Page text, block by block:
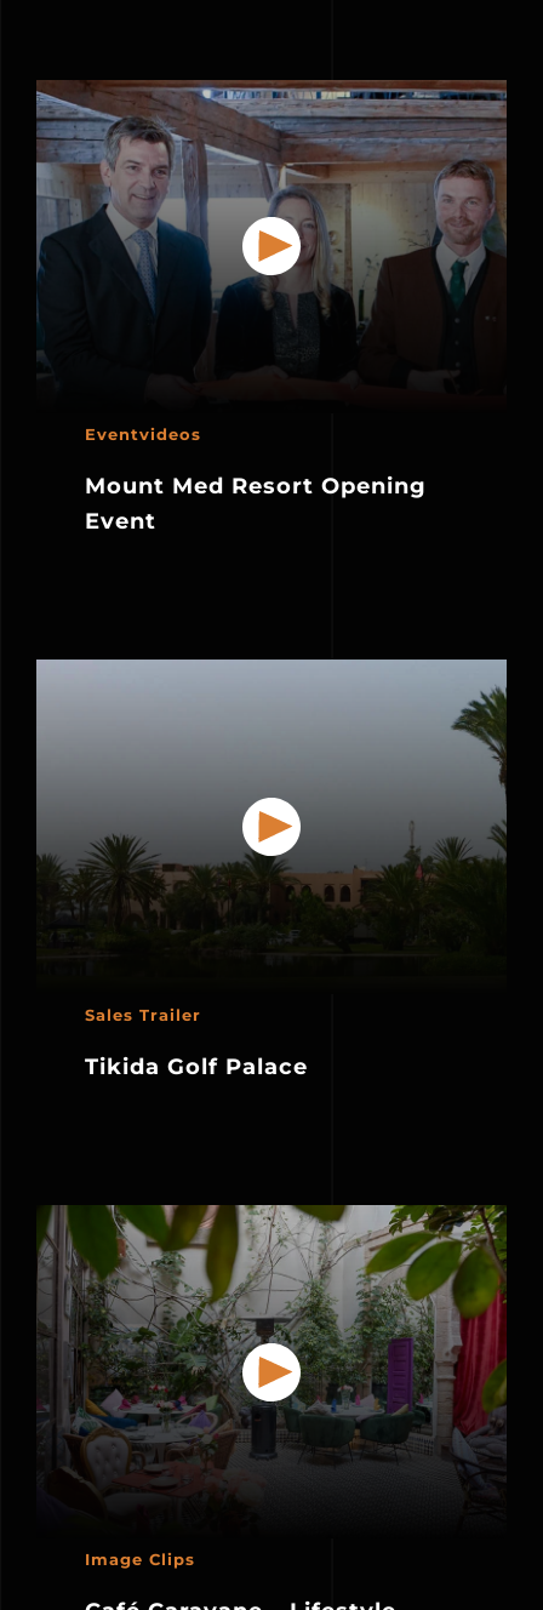
Eventvideos
Mount Med Resort Opening
Event
Sales Trailer
Tikida Golf Palace
Image Clips